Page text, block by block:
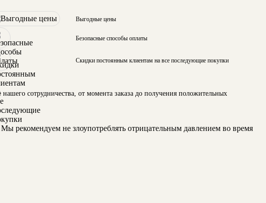
Выгодные цены
Безопасные способы оплаты
Скидки постоянным клиентам на все последующие покупки
сотрудничества, от момента заказа до получения положительных
рекомендуем не злоупотреблять отрицательным давлением во время